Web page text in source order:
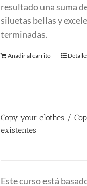
resultado una suma
siluetas bellas y
terminadas.
Añadir al carrito
Copy your clothes /
existentes
Este curso está